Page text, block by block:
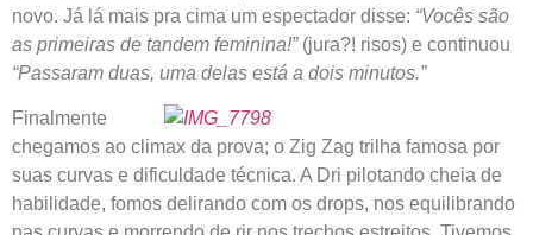
novo. Já lá mais pra cima um espectador disse: “Vocês são
as primeiras de tandem feminina!”(jura?! risos) e continuou
“Passaram duas, uma delas está a dois minutos.”
Finalmente
chegamos ao climax da prova; o Zig Zag trilha famosa por
suas curvas e dificuldade técnica. A Dri pilotando cheia de
habilidade, fomos delirando com os drops, nos equilibrando